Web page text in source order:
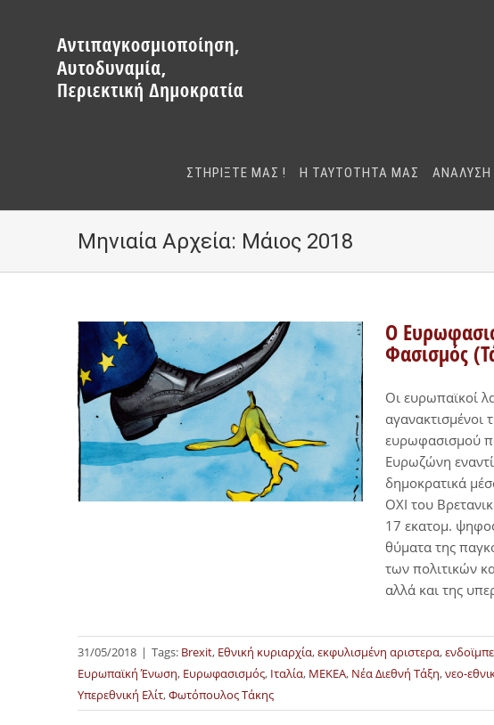
περιεχόμενο
ΣΤΗΡΙΞΤΕ ΜΑΣ ! Η ΤΑΥΤΟΤΗΤΑ ΜΑΣ ΑΝΑΛΥΣΗ
Μηνιαία Αρχεία: Μάιος 2018
O
Φασισμός
Οι ευρωπαϊκοί
αγανακτισμένοι
ευρωφασισμού
Ευρωζώνη
δημοκρατικά
OXI του
17 εκατομ.
θύματα της
των πολιτικών
αλλά και της
31/05/2018 | Tags: Brexit, Εθνική κυριαρχία,εκφυλισμένη αριστερα,
Ευρωπαϊκή Ένωση, Ευρωφασισμός, Ιταλία, ΜΕΚΕΑ, Νέα Διεθνή Τάξη,νεο-
Υπερεθνική Ελίτ,Φωτόπουλος Τάκης